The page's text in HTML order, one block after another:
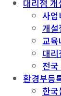
대리점 개
사업
개
교육
대
전
환경부등
한